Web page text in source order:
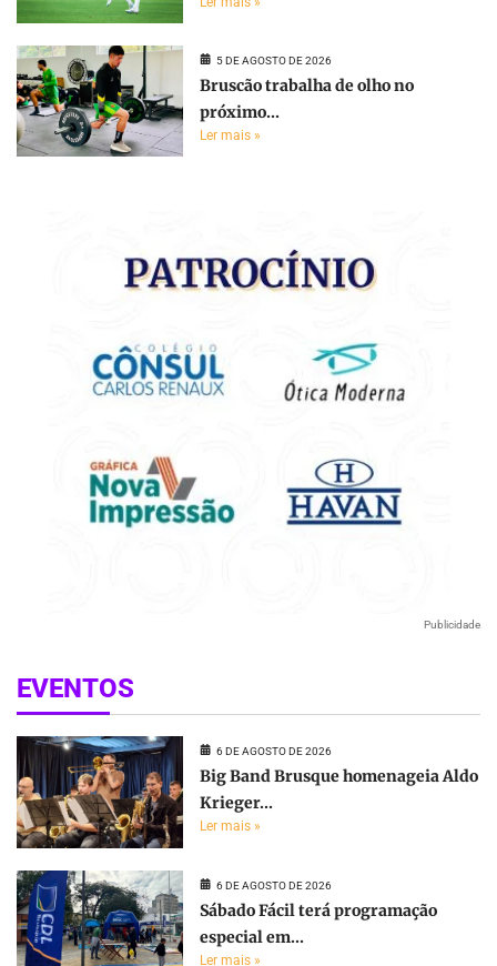
5 DE AGOSTO DE 2026
Bruscão trabalha de olho no
próximo...
Ler mais »
Publicidade
EVENTOS
6 DE AGOSTO DE 2026
Big Band Brusque homenageia Aldo
Krieger...
Ler mais »
6 DE AGOSTO DE 2026
Sábado Fácil terá programação
especial em...
Ler mais »